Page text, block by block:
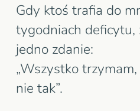
Gdy ktoś trafia do
tygodniach
jedno zdanie:
„Wszystko
nie tak”.